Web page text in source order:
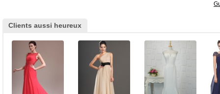
Clients aussi heureux